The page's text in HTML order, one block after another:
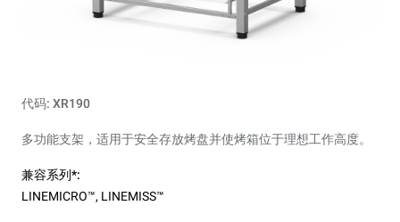
代码: XR190
多功能支架，适用于安全存放烤盘并使烤箱位于理想​​工作高度。
兼容系列*:
LINEMICRO™, LINEMISS™